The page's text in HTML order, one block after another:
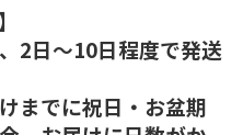
2日～10日程度で発送
までに祝日・お盆期